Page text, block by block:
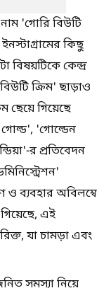
'গোরি বিউটি
কিছু
বিষয়টিকে কেন্দ্র
ক্রিম' ছাড়াও
ছেয়ে গিয়েছে
'গোল্ডেন
র প্রতিবেদন
ও ব্যবহার অবিলম্বে
গিয়েছে, এই
যা চামড়া এবং
সমস্যা নিয়ে